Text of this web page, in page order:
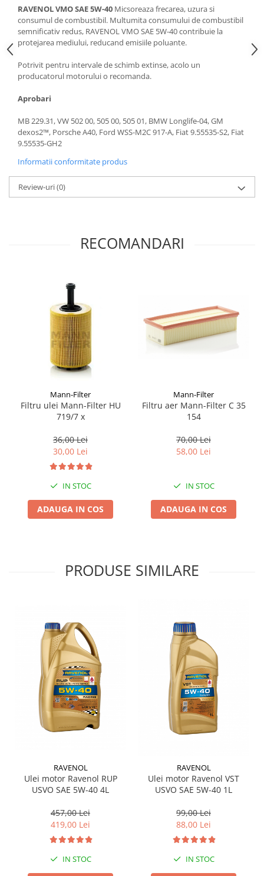
Suporti si placi prindere
RAVENOL VMO SAE 5W-40 Micsoreaza frecarea, uzura si
consumul de combustibil. Multumita consumului de combustibil
semnificativ redus, RAVENOL VMO SAE 5W-40 contribuie la
protejarea mediului, reducand emisiile poluante.
Potrivit pentru intervale de schimb extinse, acolo un
producatorul motorului o recomanda.
Aprobari
MB 229.31, VW 502 00, 505 00, 505 01, BMW Longlife-04, GM
dexos2™, Porsche A40, Ford WSS-M2C 917-A, Fiat 9.55535-S2, Fiat
9.55535-GH2
Informatii conformitate produs
Review-uri(0)
RECOMANDARI
Mann-Filter
Filtru ulei Mann-Filter HU
719/7 x
36,00 Lei
30,00 Lei
IN STOC
ADAUGA IN COS
Mann-Filter
Filtru aer Mann-Filter C 35
154
70,00 Lei
58,00 Lei
IN STOC
ADAUGA IN COS
PRODUSE SIMILARE
RAVENOL
Ulei motor Ravenol RUP
USVO SAE 5W-40 4L
457,00 Lei
419,00 Lei
IN STOC
RAVENOL
Ulei motor Ravenol VST
USVO SAE 5W-40 1L
99,00 Lei
88,00 Lei
IN STOC